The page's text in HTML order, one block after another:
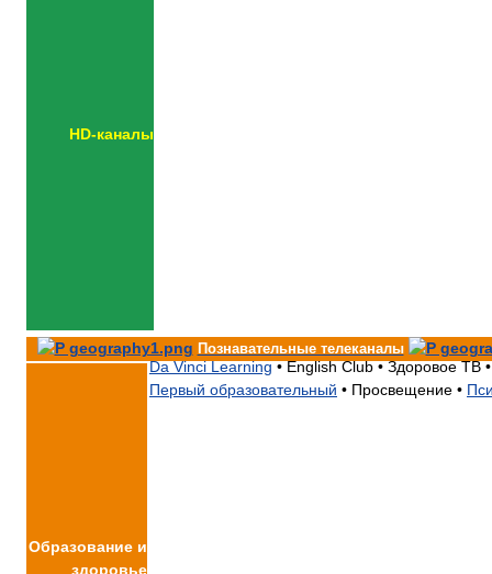
HD-каналы
Познавательные телеканалы
Образование и
здоровье
Da Vinci Learning• English Club • Здоровое ТВ •
Первый образовательный • Просвещение •